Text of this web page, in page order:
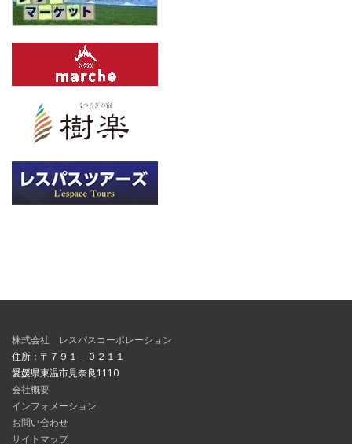
株式会社 レスパスコーポレーション
住所：〒７９１－０２１１
愛媛県東温市見奈良1110
会社概要
インフォメーション
お問い合わせ
サイトマップ